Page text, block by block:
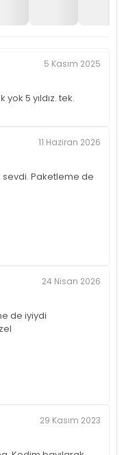
5 Kasım 2025
5 yıldız. tek.
11 Haziran 2026
Paketleme de
24 Nisan 2026
de iyiydi
29 Kasım 2023